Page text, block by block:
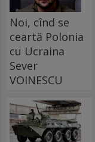
Noi, cînd se
ceartă Polonia
cu Ucraina
Sever
VOINESCU